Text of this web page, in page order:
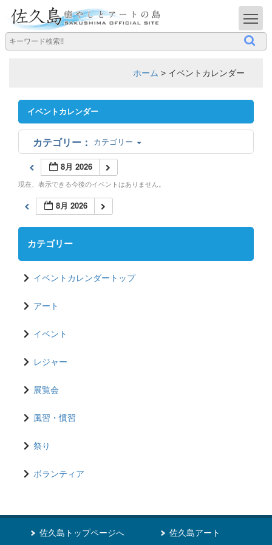
ホーム > イベントカレンダー
イベントカレンダー
カテゴリー
8月 2026
現在、表示できる今後のイベントはありません。
8月 2026
カテゴリー
イベントカレンダートップ
アート
イベント
レジャー
展覧会
風習・慣習
祭り
ボランティア
佐久島トップページへ 佐久島アート